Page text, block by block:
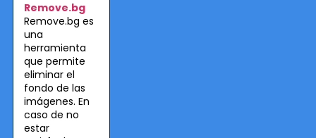
Remove.bg
Remove.bg es
una
herramienta
que permite
eliminar el
fondo de las
imágenes. En
caso de no
estar